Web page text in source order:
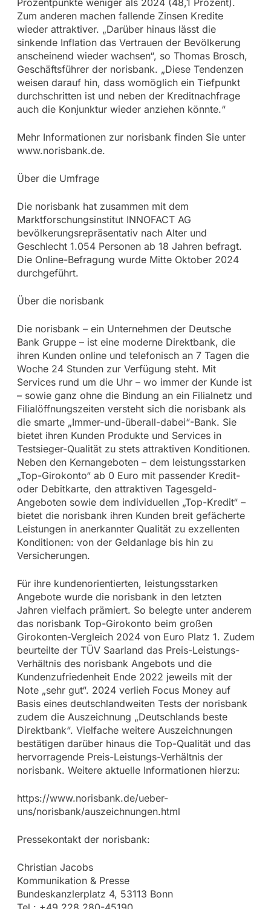
Zum anderen machen fallende Zinsen Kredite
wieder attraktiver. „Darüber hinaus lässt die
sinkende Inflation das Vertrauen der Bevölkerung
anscheinend wieder wachsen“, so Thomas Brosch,
Geschäftsführer der norisbank. „Diese Tendenzen
weisen darauf hin, dass womöglich ein Tiefpunkt
durchschritten ist und neben der Kreditnachfrage
auch die Konjunktur wieder anziehen könnte.“
Mehr Informationen zur norisbank finden Sie unter
www.norisbank.de.
Über die Umfrage
Die norisbank hat zusammen mit dem
Marktforschungsinstitut INNOFACT AG
bevölkerungsrepräsentativ nach Alter und
Geschlecht 1.054 Personen ab 18 Jahren befragt.
Die Online-Befragung wurde Mitte Oktober 2024
durchgeführt.
Über die norisbank
Die norisbank – ein Unternehmen der Deutsche
Bank Gruppe – ist eine moderne Direktbank, die
ihren Kunden online und telefonisch an 7 Tagen die
Woche 24 Stunden zur Verfügung steht. Mit
Services rund um die Uhr – wo immer der Kunde ist
– sowie ganz ohne die Bindung an ein Filialnetz und
Filialöffnungszeiten versteht sich die norisbank als
die smarte „Immer-und-überall-dabei“-Bank. Sie
bietet ihren Kunden Produkte und Services in
Testsieger-Qualität zu stets attraktiven Konditionen.
Neben den Kernangeboten – dem leistungsstarken
„Top-Girokonto“ ab 0 Euro mit passender Kredit-
oder Debitkarte, den attraktiven Tagesgeld-
Angeboten sowie dem individuellen „Top-Kredit“ –
bietet die norisbank ihren Kunden breit gefächerte
Leistungen in anerkannter Qualität zu exzellenten
Konditionen: von der Geldanlage bis hin zu
Versicherungen.
Für ihre kundenorientierten, leistungsstarken
Angebote wurde die norisbank in den letzten
Jahren vielfach prämiert. So belegte unter anderem
das norisbank Top-Girokonto beim großen
Girokonten-Vergleich 2024 von Euro Platz 1. Zudem
beurteilte der TÜV Saarland das Preis-Leistungs-
Verhältnis des norisbank Angebots und die
Kundenzufriedenheit Ende 2022 jeweils mit der
Note „sehr gut“. 2024 verlieh Focus Money auf
Basis eines deutschlandweiten Tests der norisbank
zudem die Auszeichnung „Deutschlands beste
Direktbank“. Vielfache weitere Auszeichnungen
bestätigen darüber hinaus die Top-Qualität und das
hervorragende Preis-Leistungs-Verhältnis der
norisbank. Weitere aktuelle Informationen hierzu:
https://www.norisbank.de/ueber-
uns/norisbank/auszeichnungen.html
Pressekontakt der norisbank:
Christian Jacobs
Kommunikation & Presse
Bundeskanzlerplatz 4, 53113 Bonn